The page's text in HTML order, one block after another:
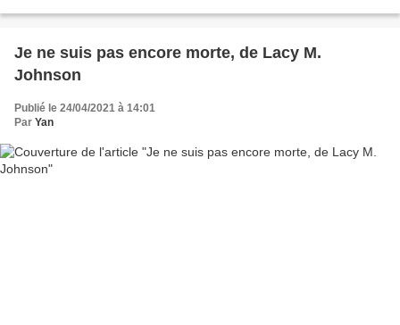
Je ne suis pas encore morte, de Lacy M.
Johnson
Publié le 24/04/2021 à 14:01
Par Yan